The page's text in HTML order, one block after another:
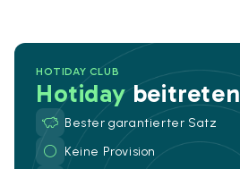
HOTIDAY CLUB
Hotidaybeitreten
Bester garantierter Satz
Keine Provision